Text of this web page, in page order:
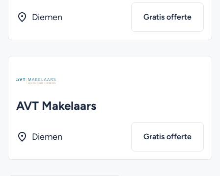
Diemen Gratis offerte
AVT Makelaars
Diemen Gratis offerte